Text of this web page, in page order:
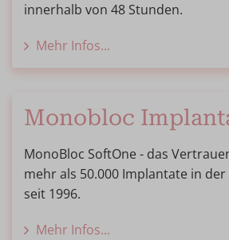
innerhalb von 48 Stunden.
Mehr Infos...
Monobloc
MonoBloc SoftOne - das
mehr als 50.000 Implantate in
seit 1996.
Mehr Infos...